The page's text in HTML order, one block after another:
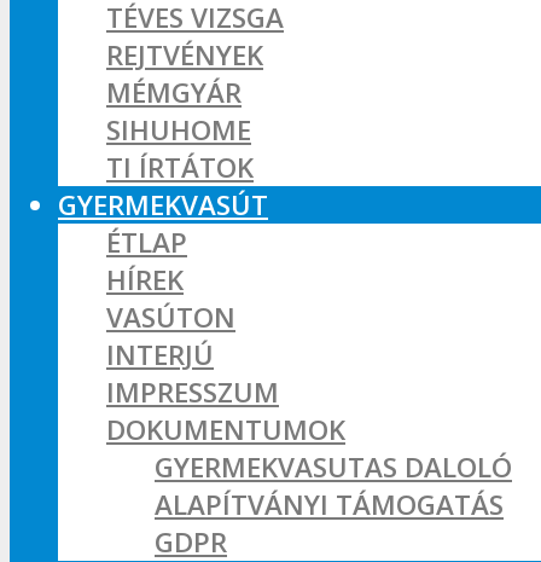
TÉVES VIZSGA
REJTVÉNYEK
MÉMGYÁR
SIHUHOME
TI ÍRTÁTOK
GYERMEKVASÚT
ÉTLAP
HÍREK
VASÚTON
INTERJÚ
IMPRESSZUM
DOKUMENTUMOK
GYERMEKVASUTAS DALOLÓ
ALAPÍTVÁNYI TÁMOGATÁS
GDPR